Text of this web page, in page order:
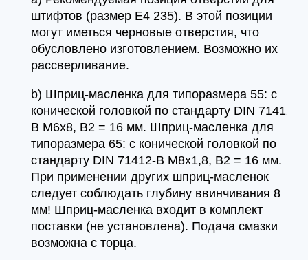
штифтов (размер E4 235). В этой позиции
могут иметься черновые отверстия, что
обусловлено изготовлением. Возможно их
рассверливание.
b) Шприц-масленка для типоразмера 55: с
конической головкой по стандарту DIN 71412-
B M6x8, B2 = 16 мм. Шприц-масленка для
типоразмера 65: с конической головкой по
стандарту DIN 71412-B M8x1,8, B2 = 16 мм.
При применении других шприц-масленок
следует соблюдать глубину ввинчивания 8
мм! Шприц-масленка входит в комплект
поставки (не установлена). Подача смазки
возможна с торца.